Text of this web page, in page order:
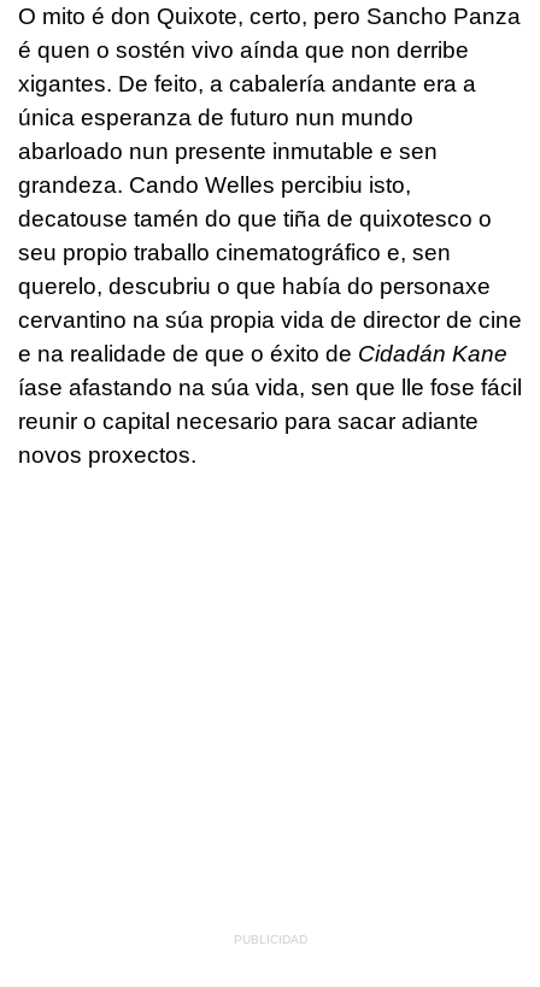
O mito é don Quixote, certo, pero Sancho Panza
é quen o sostén vivo aínda que non derribe
xigantes. De feito, a cabalería andante era a
única esperanza de futuro nun mundo
abarloado nun presente inmutable e sen
grandeza. Cando Welles percibiu isto,
decatouse tamén do que tiña de quixotesco o
seu propio traballo cinematográfico e, sen
querelo, descubriu o que había do personaxe
cervantino na súa propia vida de director de cine
e na realidade de que o éxito de Cidadán Kane
íase afastando na súa vida, sen que lle fose fácil
reunir o capital necesario para sacar adiante
novos proxectos.